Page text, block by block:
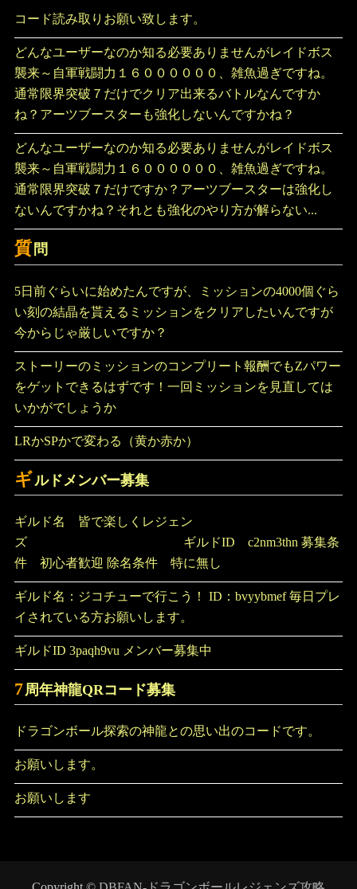
コード読み取りお願い致します。
どんなユーザーなのか知る必要ありませんがレイドボス
襲来～自軍戦闘力１６００００００、雑魚過ぎですね。
通常限界突破７だけでクリア出来るバトルなんですか
ね？アーツブースターも強化しないんですかね？
どんなユーザーなのか知る必要ありませんがレイドボス
襲来～自軍戦闘力１６００００００、雑魚過ぎですね。
通常限界突破７だけですか？アーツブースターは強化し
ないんですかね？それとも強化のやり方が解らない...
質 問
5日前ぐらいに始めたんですが、ミッションの4000個ぐら
い刻の結晶を貰えるミッションをクリアしたいんですが
今からじゃ厳しいですか？
ストーリーのミッションのコンプリート報酬でもZパワー
をゲットできるはずです！一回ミッションを見直しては
いかがでしょうか
LRかSPかで変わる（黄か赤か）
ギルドメンバー募集
ギルド名 皆で楽しくレジェン
ズ ギルドID c2nm3thn 募集条
件 初心者歓迎 除名条件 特に無し
ギルド名：ジコチューで行こう！ ID：bvyybmef 毎日プレ
イされている方お願いします。
ギルドID 3paqh9vu メンバー募集中
7周年神龍QRコード募集
ドラゴンボール探索の神龍との思い出のコードです。
お願いします。
お願いします